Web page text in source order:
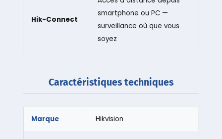
Hik-Connect
smartphone ou PC —
surveillance où que vous
soyez
Caractéristiques techniques
Marque Hikvision